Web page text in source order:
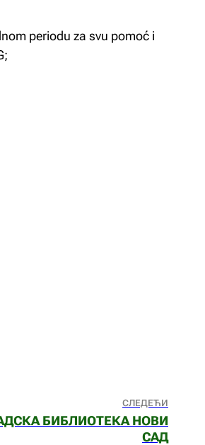
periodu za svu pomoć i
СЛЕДЕЋИ
БИБЛИОТЕКА НОВИ
САД